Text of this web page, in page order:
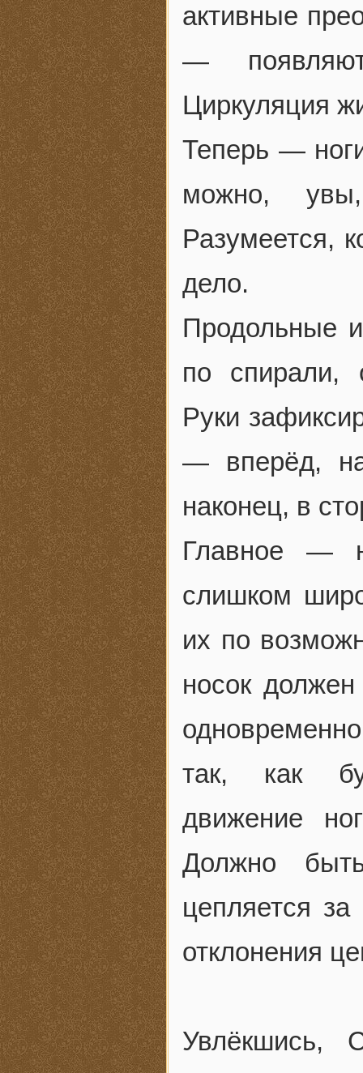
активные
—
Циркуляция
Теперь —
можно,
Разумеется,
дело.
Продольные
по спирали,
Руки
— вперёд,
наконец, в
Главное —
слишком
их по
носок
так, как
движение
Должно
цепляется
отклонения
Увлёкшись,